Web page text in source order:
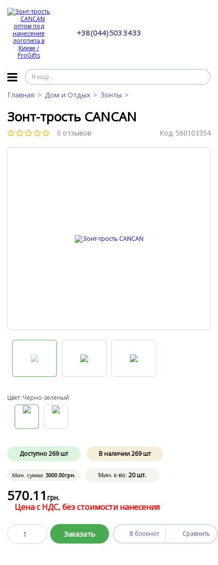
+38 (044) 503 34 33
Главная Дом и Отдых Зонты
Зонт-трость CANCAN
0 отзывов Код: 560103354
Цвет: Черно-зеленый
Доступно269 шт В наличии269шт
Мин. сумма: 3000.00грн. Мин. к-во: 20 шт.
570.11 грн.
Цена с НДС, без стоимости нанесения
Заказать В блокнот Сравнить